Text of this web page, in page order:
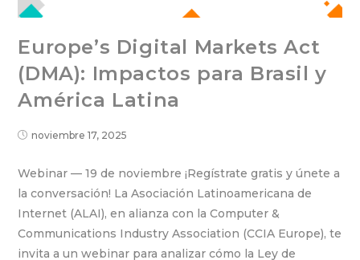
Europe’s Digital Markets Act
(DMA): Impactos para Brasil y
América Latina
noviembre 17, 2025
Webinar — 19 de noviembre ¡Regístrate gratis y únete a
la conversación! La Asociación Latinoamericana de
Internet (ALAI), en alianza con la Computer &
Communications Industry Association (CCIA Europe), te
invita a un webinar para analizar cómo la Ley de